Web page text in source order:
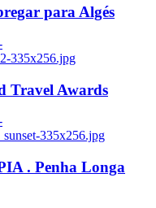
para Algés
335x256.jpg
Travel Awards
335x256.jpg
. Penha Longa